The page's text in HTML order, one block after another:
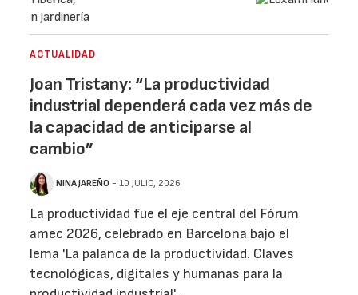
ACTUALIDAD
Joan Tristany: “La productividad
industrial dependerá cada vez más de
la capacidad de anticiparse al
cambio”
NINA JAREÑO - 10 JULIO, 2026
La productividad fue el eje central del Fórum
amec 2026, celebrado en Barcelona bajo el
lema 'La palanca de la productividad. Claves
tecnológicas, digitales y humanas para la